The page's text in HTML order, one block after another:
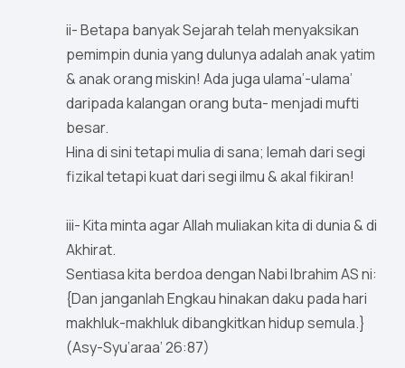
ii- Betapa banyak Sejarah telah menyaksikan
pemimpin dunia yang dulunya adalah anak yatim
& anak orang miskin! Ada juga ulama’-ulama’
daripada kalangan orang buta- menjadi mufti
besar.
Hina di sini tetapi mulia di sana; lemah dari segi
fizikal tetapi kuat dari segi ilmu & akal fikiran!
iii- Kita minta agar Allah muliakan kita di dunia & di
Akhirat.
Sentiasa kita berdoa dengan Nabi Ibrahim AS ni:
{Dan janganlah Engkau hinakan daku pada hari
makhluk-makhluk dibangkitkan hidup semula.}
(Asy-Syu’araa’ 26:87)